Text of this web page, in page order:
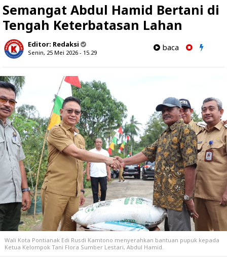
Semangat Abdul Hamid Bertani di
Tengah Keterbatasan Lahan
Editor: Redaksi
Senin, 25 Mei 2026 - 15.29
baca
Wali Kota Pontianak Edi Rusdi Kamtono menyerahkan bantuan pupuk kepada
Ketua Kelompok Tani Flora Sumber Lestari, Abdul Hamid.